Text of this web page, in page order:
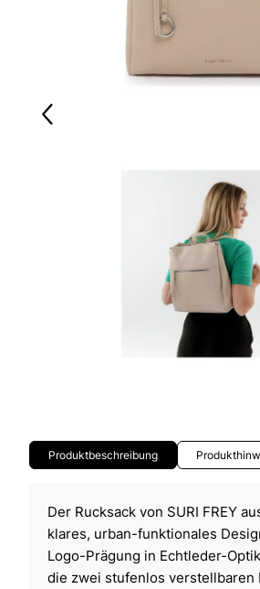
Produktbeschreibung
Der Rucksack von SURI FREY
klares, urban-funktionales
Logo-Prägung in Echtleder-
die zwei stufenlos